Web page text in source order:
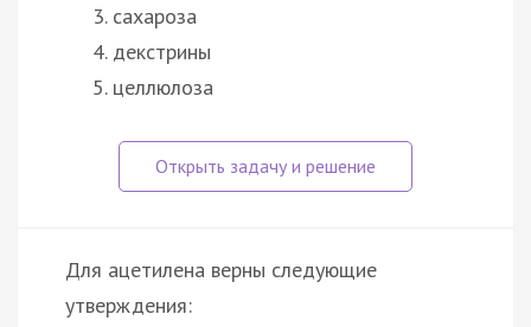
сахароза
декстрины
целлюлоза
Для ацетилена верны следующие
утверждения: